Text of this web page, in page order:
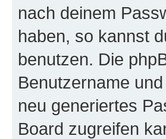
nach deinem
haben, so kannst
benutzen. Die
Benutzername
neu generiertes
Board zugreifen